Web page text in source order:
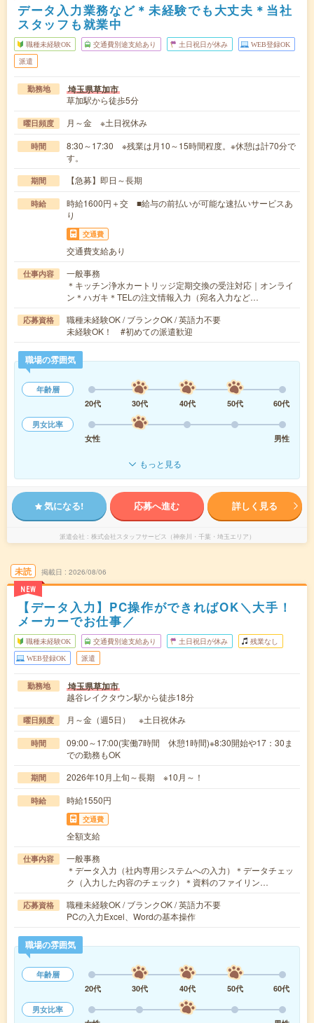
データ入力業務など＊未経験でも大丈夫＊当社
スタッフも就業中
職種未経験OK 交通費別途支給あり 土日祝日が休み WEB登録OK
派遣
勤務地 埼玉県草加市
草加駅から徒歩5分
曜日頻度 月～金 ※土日祝休み
時間
8:30～17:30 ※残業は月10～15時間程度。※休憩は計70分で
す。
期間 【急募】即日～長期
時給
時給1600円＋交 ■給与の前払いが可能な速払いサービスあ
り
交通費
交通費支給あり
仕事内容
一般事務
＊キッチン浄水カートリッジ定期交換の受注対応｜オンライ
ン＊ハガキ＊TELの注文情報入力（宛名入力など…
応募資格
職種未経験OK / ブランクOK / 英語力不要
未経験OK！ #初めての派遣歓迎
職場の雰囲気
年齢層
20代
30代 40代 50代
60代
男女比率
女性
男性
もっと見る
気になる! 応募へ進む 詳しく見る
派遣会社 株式会社スタッフサービス（神奈川・千葉・埼玉エリア）
未読
NEW
掲載日 2026/08/06
【データ入力】PC操作ができればOK＼大手！
メーカーでお仕事／
職種未経験OK 交通費別途支給あり 土日祝日が休み 残業なし
WEB登録OK 派遣
勤務地 埼玉県草加市
越谷レイクタウン駅から徒歩18分
曜日頻度 月～金（週5日） ※土日祝休み
時間
09:00～17:00(実働7時間 休憩1時間)※8:30開始や17：30ま
での勤務もOK
期間 2026年10月上旬～長期 ※10月～！
時給 時給1550円
交通費
全額支給
仕事内容
一般事務
＊データ入力（社内専用システムへの入力）＊データチェッ
ク（入力した内容のチェック）＊資料のファイリン…
応募資格
職種未経験OK / ブランクOK / 英語力不要
PCの入力Excel、Wordの基本操作
職場の雰囲気
年齢層
20代
30代 40代 50代
60代
男女比率